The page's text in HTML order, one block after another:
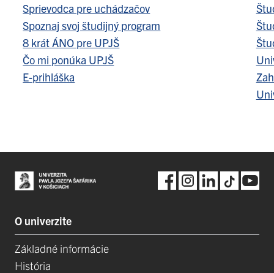
Sprievodca pre uchádzačov
Spoznaj svoj študijný program
8 krát ÁNO pre UPJŠ
Čo mi ponúka UPJŠ
E-prihláška
O univerzite
Základné informácie
História